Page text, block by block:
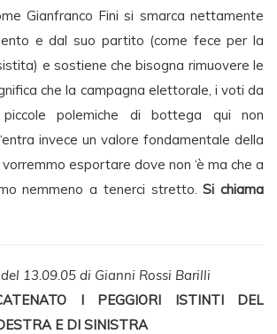
Gianfranco Fini si smarca nettamente
e dal suo partito (come fece per la
e sostiene che bisogna rimuovere le
che la campagna elettorale, i voti da
piccole polemiche di bottega qui non
invece un valore fondamentale della
esportare dove non ‘è ma che a
nemmeno a tenerci stretto.Si chiama
13.09.05 di Gianni Rossi Barilli
I PEGGIORI ISTINTI DEL
E DI SINISTRA